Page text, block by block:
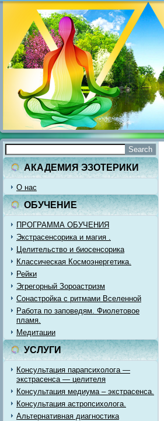
АКАДЕМИЯ ЭЗОТЕРИКИ
О нас
ОБУЧЕНИЕ
ПРОГРАММА ОБУЧЕНИЯ
Экстрасенсорика и магия .
Целительство и биосенсорика
Классическая Космоэнергетика.
Рейки
Эгрегорный Зороастризм
Сонастройка с ритмами Вселенной
Работа по заповедям. Фиолетовое
пламя.
Медитации
УСЛУГИ
Консультация парапсихолога —
экстрасенса — целителя
Консультация медиума – экстрасенса.
Консультация астропсихолога.
Альтернативная диагностика